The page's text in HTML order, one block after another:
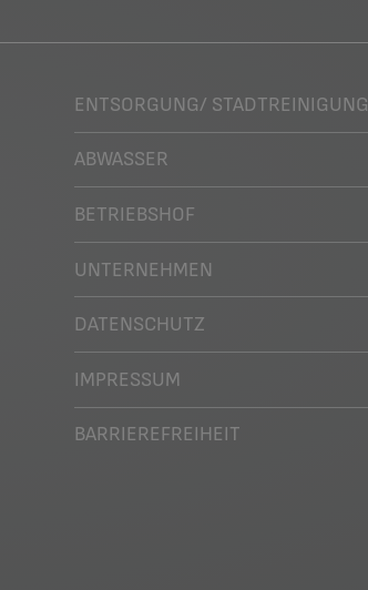
ENTSORGUNG/ STADTREINIGUNG
ABWASSER
BETRIEBSHOF
UNTERNEHMEN
DATENSCHUTZ
IMPRESSUM
BARRIEREFREIHEIT